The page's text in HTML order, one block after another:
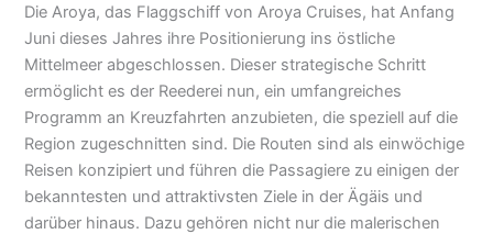
Die Aroya, das Flaggschiff von Aroya Cruises, hat Anfang
Juni dieses Jahres ihre Positionierung ins östliche
Mittelmeer abgeschlossen. Dieser strategische Schritt
ermöglicht es der Reederei nun, ein umfangreiches
Programm an Kreuzfahrten anzubieten, die speziell auf die
Region zugeschnitten sind. Die Routen sind als einwöchige
Reisen konzipiert und führen die Passagiere zu einigen der
bekanntesten und attraktivsten Ziele in der Ägäis und
darüber hinaus. Dazu gehören nicht nur die malerischen